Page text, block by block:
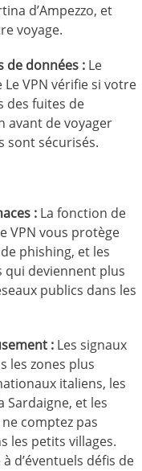
d’Ampezzo, et
voyage.
de données : Le
VPN vérifie si votre
des fuites de
avant de voyager
sont sécurisés.
: La fonction de
VPN vous protège
phishing, et les
qui deviennent plus
publics dans les
: Les signaux
les zones plus
italiens, les
Sardaigne, et les
comptez pas
les petits villages.
d’éventuels défis de